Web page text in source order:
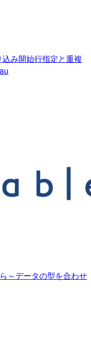
み開始行指定と重複
～データの型を合わせ